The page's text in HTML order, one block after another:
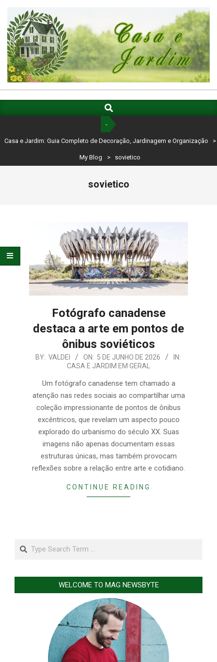
content
CASA
E
GUIA
COMPLETO
DECORAÇÃO,
ORGANIZAÇÃO
Navigation
Search
-
Casa e Jardim: Guia Completo de Decoração, Jardinagem e Organização >
My Blog > sovietico
sovietico
Fotógrafo canadense
destaca a arte em pontos de
ônibus soviéticos
2026-
BY: VALDEI ON: 5 DE JUNHO DE 2026
IN:
CASA E JARDIM EM GERAL
Um fotógrafo canadense tem chamado a
atenção nas redes sociais ao compartilhar uma
coleção impressionante de pontos de ônibus
excêntricos, que revelam um aspecto pouco
explorado do urbanismo do século XX. Suas
imagens não apenas documentam essas
estruturas únicas, mas também provocam
reflexões sobre a relação entre arte e cotidiano.
CONTINUE READING
Search
WELCOME TO MAG NEWSBYTE